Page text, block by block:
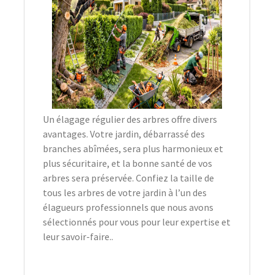
Un élagage régulier des arbres offre divers
avantages. Votre jardin, débarrassé des
branches abîmées, sera plus harmonieux et
plus sécuritaire, et la bonne santé de vos
arbres sera préservée. Confiez la taille de
tous les arbres de votre jardin à l’un des
élagueurs professionnels que nous avons
sélectionnés pour vous pour leur expertise et
leur savoir-faire..